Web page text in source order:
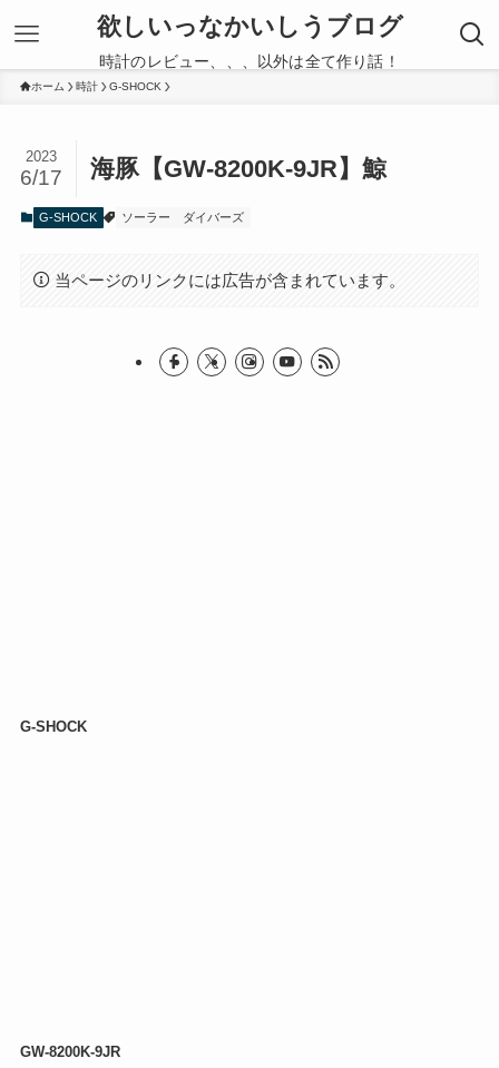
欲しいっなかいしうブログ
時計のレビュー、、、以外は全て作り話！
ホーム 時計 G-SHOCK
海豚【GW-8200K-9JR】鯨
2023
6/17
G-SHOCK ソーラー ダイバーズ
当ページのリンクには広告が含まれています。
G-SHOCK
GW-8200K-9JR